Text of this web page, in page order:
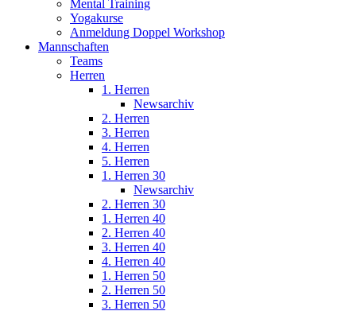
Mental Training
Yogakurse
Anmeldung Doppel Workshop
Mannschaften
Teams
Herren
1. Herren
Newsarchiv
2. Herren
3. Herren
4. Herren
5. Herren
1. Herren 30
Newsarchiv
2. Herren 30
1. Herren 40
2. Herren 40
3. Herren 40
4. Herren 40
1. Herren 50
2. Herren 50
3. Herren 50